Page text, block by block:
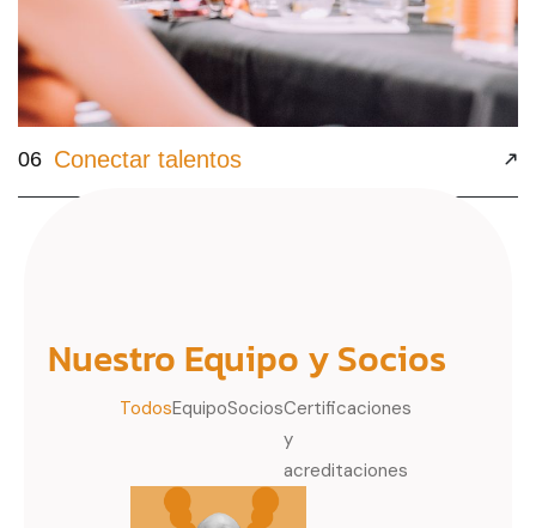
06 Conectar talentos
Nuestro Equipo y Socios
TodosEquipoSociosCertificaciones
y
acreditaciones